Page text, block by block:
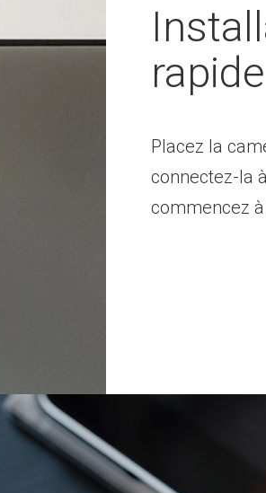
rapide
Placez la
connectez-la
commencez à